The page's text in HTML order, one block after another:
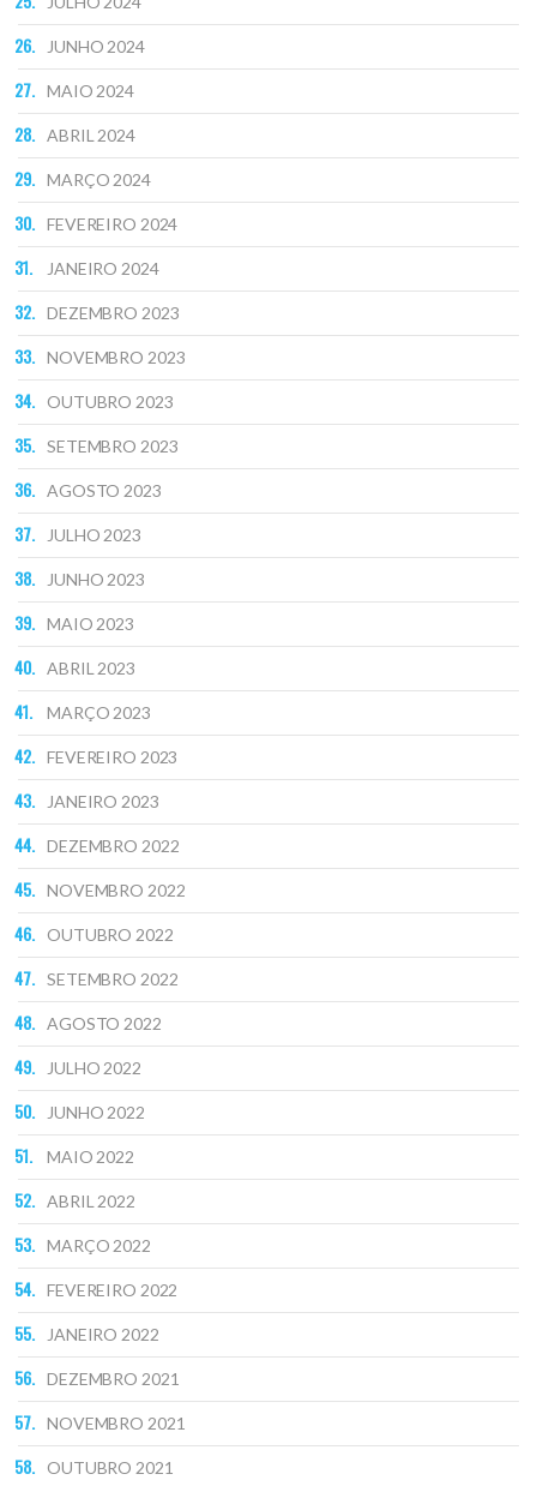
JUNHO 2024
MAIO 2024
ABRIL 2024
MARÇO 2024
FEVEREIRO 2024
JANEIRO 2024
DEZEMBRO 2023
NOVEMBRO 2023
OUTUBRO 2023
SETEMBRO 2023
AGOSTO 2023
JULHO 2023
JUNHO 2023
MAIO 2023
ABRIL 2023
MARÇO 2023
FEVEREIRO 2023
JANEIRO 2023
DEZEMBRO 2022
NOVEMBRO 2022
OUTUBRO 2022
SETEMBRO 2022
AGOSTO 2022
JULHO 2022
JUNHO 2022
MAIO 2022
ABRIL 2022
MARÇO 2022
FEVEREIRO 2022
JANEIRO 2022
DEZEMBRO 2021
NOVEMBRO 2021
OUTUBRO 2021